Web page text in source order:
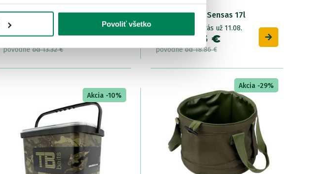
Povoliť všetko
Mivardi Skladacie vedro Premium
10l
Skladom
OD 11.32 €
pôvodneod 13.32 €
Sensas Vedro Sensas 17l
/ u vás už 11.08.
OD 16.03 €
pôvodneod 18.86 €
Akcia -10%
Akcia -29%